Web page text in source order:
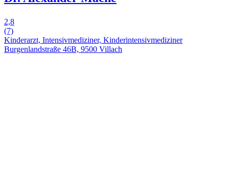
2,8
(7)
Kinderarzt, Intensivmediziner, Kinderintensivmediziner
Burgenlandstraße 46B, 9500 Villach